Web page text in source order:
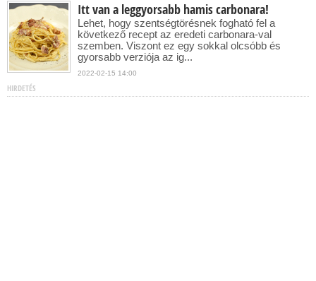
Itt van a leggyorsabb hamis carbonara!
Lehet, hogy szentségtörésnek fogható fel a
következő recept az eredeti carbonara-val
szemben. Viszont ez egy sokkal olcsóbb és
gyorsabb verziója az ig...
2022-02-15 14:00
HIRDETÉS